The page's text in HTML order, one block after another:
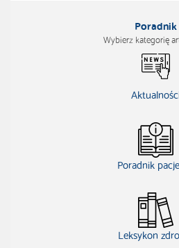
Poradnik
Wybierz kategorię
Poradnik
Leksykon